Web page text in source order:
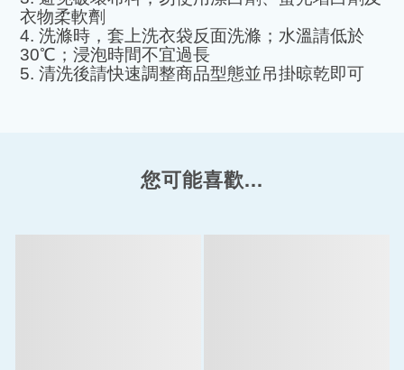
衣物柔軟劑
4. 洗滌時，套上洗衣袋反面洗滌；水溫請低於
30℃ ；浸泡時間不宜過長
5. 清洗後請快速調整商品型態並吊掛晾乾即可
您可能喜歡...